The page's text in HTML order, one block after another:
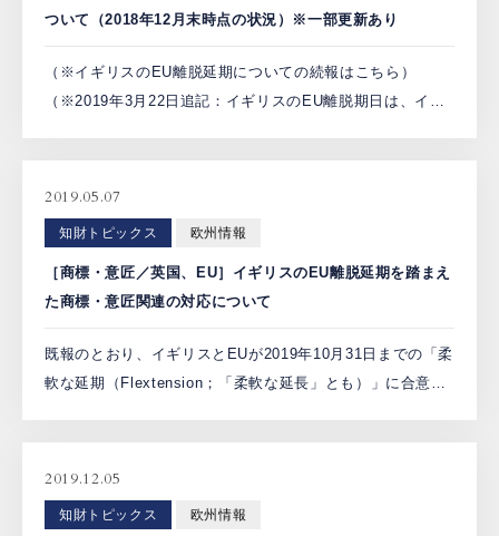
ついて（2018年12月末時点の状況）※一部更新あり
（※イギリスのEU離脱延期についての続報はこちら）
（※2019年3月22日追記：イギリスのEU離脱期日は、イギ
2019.05.07
知財トピックス 欧州情報
［商標・意匠／英国、EU］イギリスのEU離脱延期を踏まえ
た商標・意匠関連の対応について
既報のとおり、イギリスとEUが2019年10月31日までの「柔
軟な延期（Flextension；「柔軟な延長」とも）」に合意し
2019.12.05
知財トピックス 欧州情報